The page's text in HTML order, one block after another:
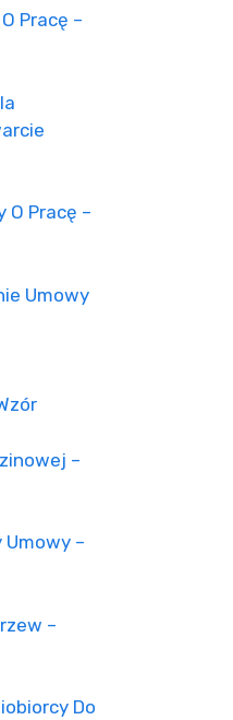
Pracę –
Pracę –
Umowy
–
–
–
Do